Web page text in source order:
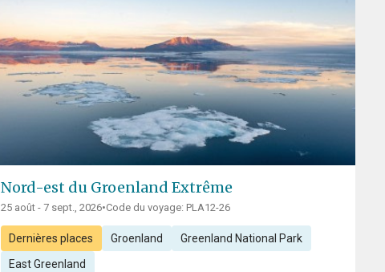
Nord-est du Groenland Extrême
25 août - 7 sept., 2026•Code du voyage: PLA12-26
Dernières places Groenland Greenland National Park
East Greenland